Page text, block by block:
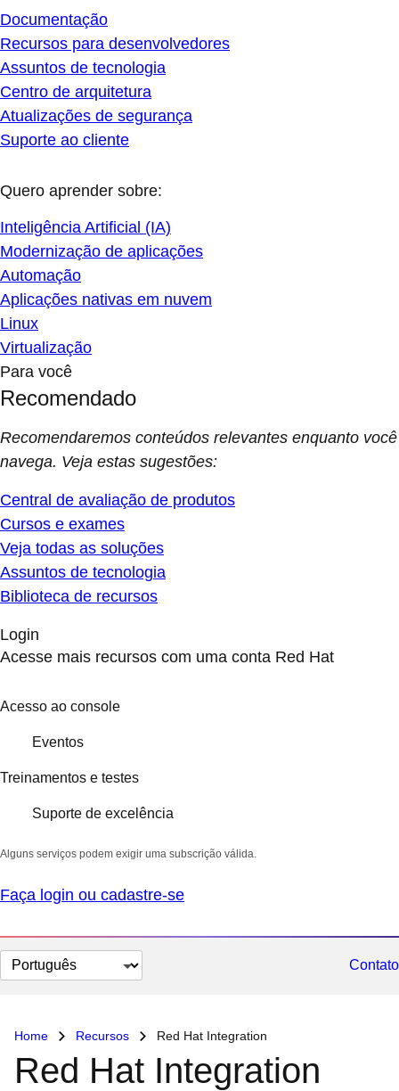
Documentação
Recursos para desenvolvedores
Assuntos de tecnologia
Centro de arquitetura
Atualizações de segurança
Suporte ao cliente
Quero aprender sobre:
Inteligência Artificial (IA)
Modernização de aplicações
Automação
Aplicações nativas em nuvem
Linux
Virtualização
Para você
Recomendado
Recomendaremos conteúdos relevantes enquanto você
navega. Veja estas sugestões:
Central de avaliação de produtos
Cursos e exames
Veja todas as soluções
Assuntos de tecnologia
Biblioteca de recursos
Login
Acesse mais recursos com uma conta Red Hat
Acesso ao console
Eventos
Treinamentos e testes
Suporte de excelência
Alguns serviços podem exigir uma subscrição válida.
Faça login ou cadastre-se
Selecionar
idioma
Contato
Home Recursos Red Hat Integration
Red Hat Integration